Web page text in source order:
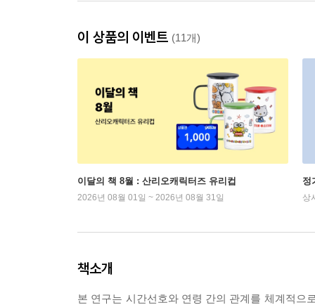
이 상품의 이벤트 (11개)
이달의 책 8월 : 산리오캐릭터즈 유리컵
2026년 08월 01일 ~ 2026년 08월 31일
정
상
책소개
본 연구는 시간선호와 연령 간의 관계를 체계적으